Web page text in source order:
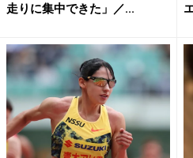
走りに集中できた」／...